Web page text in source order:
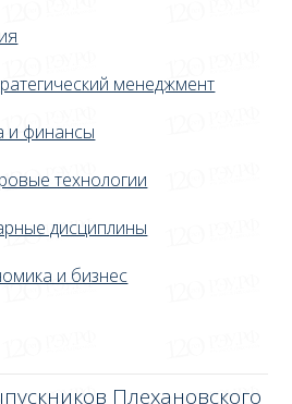
менеджмент
и финансы
технологии
дисциплины
и бизнес
Плехановского